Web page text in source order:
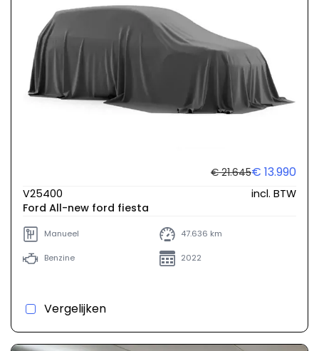
€ 21.645€ 13.990
V25400
incl. BTW
Ford All-new ford fiesta
Manueel 47.636 km
Benzine 2022
Vergelijken